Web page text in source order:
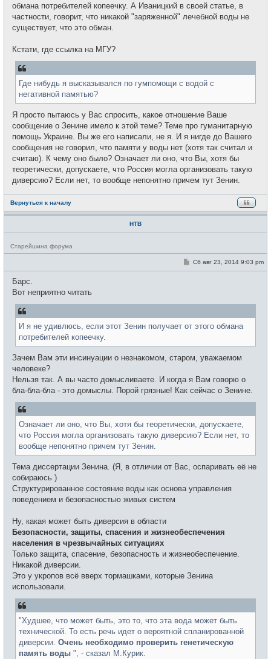
обмана потребителей копеечку. А Иваницкий в своей статье, в
частности, говорит, что никакой "заряженной" лечебной воды не
существует, что это обман.
Кстати, где ссылка на МГУ?
Где нибудь я высказывался по гумпомощи с водой с
негативной памятью?
Я просто пытаюсь у Вас спросить, какое отношение Ваше
сообщение о Зенине имело к этой теме? Теме про гуманитарную
помощь Украине. Вы же его написали, не я. И я нигде до Вашего
сообщения не говорил, что памяти у воды нет (хотя так считал и
считаю). К чему оно было? Означает ли оно, что Вы, хотя бы
теоретически, допускаете, что Россия могла организовать такую
диверсию? Если нет, то вообще непонятно причем тут Зенин.
Вернуться к началу
НТВ
Н
е
и
Старейшина форума
С
н
е
Сб авг 23, 2014 9:03 pm
Барс.
Вот неприятно читать
И я не удивлюсь, если этот Зенин получает от этого обмана
потребителей копеечку.
Зачем Вам эти инсинуации о незнакомом, старом, уважаемом
человеке?
Нельзя так. А вы часто домысливаете. И когда я Вам говорю о
бла-бла-бла - это домыслы. Порой грязные! Как сейчас о Зенине.
Означает ли оно, что Вы, хотя бы теоретически, допускаете,
что Россия могла организовать такую диверсию? Если нет, то
вообще непонятно причем тут Зенин.
Тема диссертации Зенина. (Я, в отличии от Вас, оспаривать её не
собираюсь )
Структурированное состояние воды как основа управления
поведением и безопасностью живых систем
Ну, какая может быть диверсия в области
Безопасности, защиты, спасения и жизнеобеспечения
населения в чрезвычайных ситуациях
Только защита, спасение, безопасность и жизнеобеспечение.
Никакой диверсии.
Это у укропов всё вверх тормашками, которые Зенина
использовали.
"Худшее, что может быть, это то, что эта вода может быть
технической. То есть речь идет о вероятной спланированной
диверсии. Очень необходимо проверить генетическую
память воды ", - сказал М.Курик.